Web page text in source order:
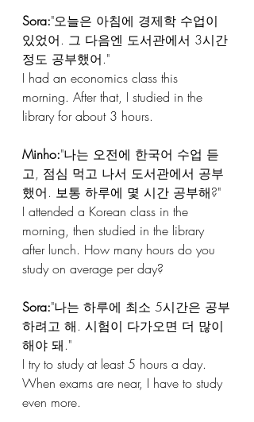
Sora:"오늘은 아침에 경제학 수업이
있었어. 그 다음엔 도서관에서 3시간
정도 공부했어."
I had an economics class this
morning. After that, I studied in the
library for about 3 hours.
Minho:"나는 오전에 한국어 수업 듣
고, 점심 먹고 나서 도서관에서 공부
했어. 보통 하루에 몇 시간 공부해?"
I attended a Korean class in the
morning, then studied in the library
after lunch. How many hours do you
study on average per day?
Sora:"나는 하루에 최소 5시간은 공부
하려고 해. 시험이 다가오면 더 많이
해야 돼."
I try to study at least 5 hours a day.
When exams are near, I have to study
even more.